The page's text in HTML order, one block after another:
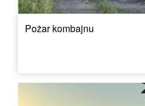
Pożar kombajnu